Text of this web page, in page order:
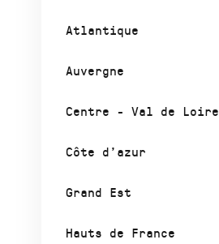
Atlantique
Auvergne
Centre - Val de Loire
Côte d’azur
Grand Est
Hauts de France